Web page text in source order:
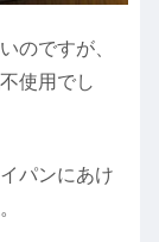
のですが、
使用でし
パンにあけ